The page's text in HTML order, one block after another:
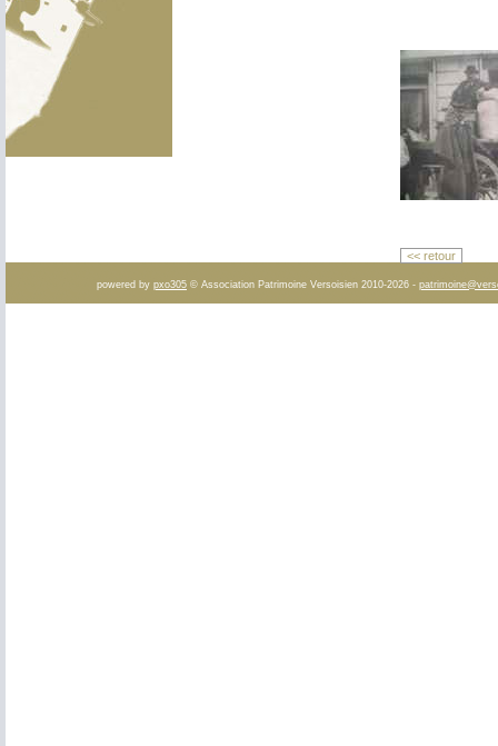
<< retour
powered by pxo305 © Association Patrimoine Versoisien 2010-2026 -